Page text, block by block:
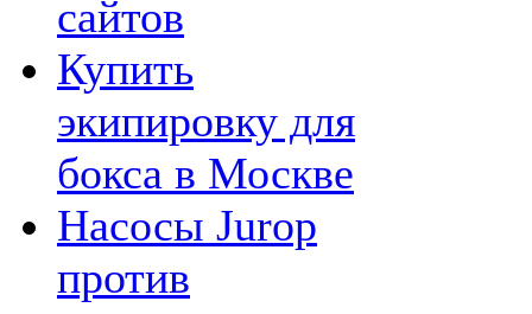
сайтов
Купить
экипировку для
бокса в Москве
Насосы Jurop
против